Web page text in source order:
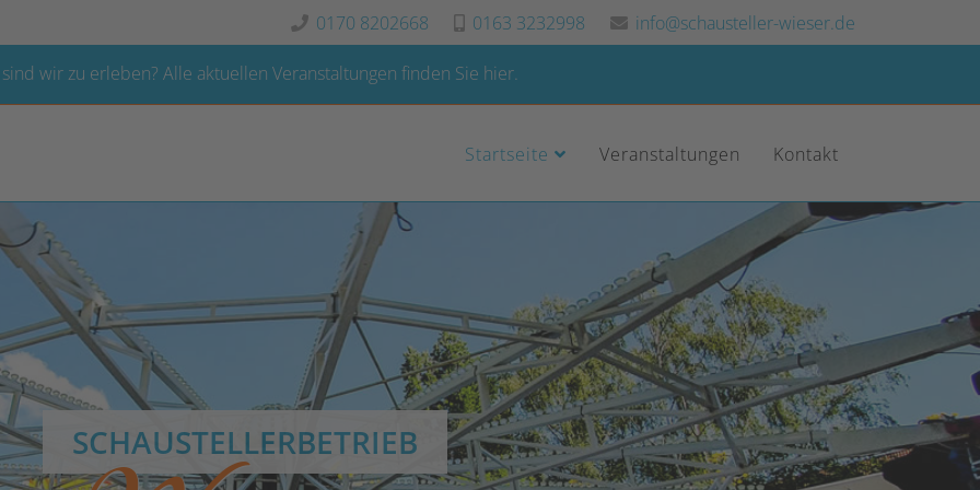
0170 8202668 0163 3232998 info@schausteller-wieser.de
wir zu erleben? Alle aktuellen Veranstaltungen finden Sie hier.
Startseite Veranstaltungen Kontakt
SCHAUSTELLERBETRIEB